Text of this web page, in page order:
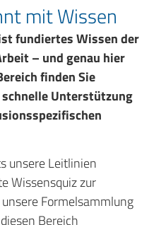
mit Wissen
fundiertes Wissen der
– und genau hier
finden Sie
Unterstützung
unsere Leitlinien
Wissensquiz zur
Formelsammlung
Bereich